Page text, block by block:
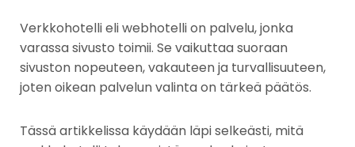
Verkkohotelli eli webhotelli on palvelu, jonka
varassa sivusto toimii. Se vaikuttaa suoraan
sivuston nopeuteen, vakauteen ja turvallisuuteen,
joten oikean palvelun valinta on tärkeä päätös.
Tässä artikkelissa käydään läpi selkeästi, mitä